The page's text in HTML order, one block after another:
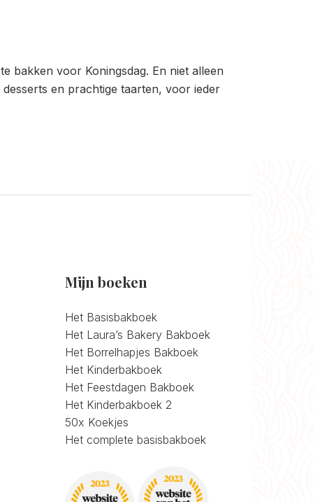
bakken voor Koningsdag. En niet alleen
en prachtige taarten, voor ieder
Mijn boeken
Het Basisbakboek
Het Laura’s Bakery Bakboek
Het Borrelhapjes Bakboek
Het Kinderbakboek
Het Feestdagen Bakboek
Het Kinderbakboek 2
50x Koekjes
Het complete basisbakboek